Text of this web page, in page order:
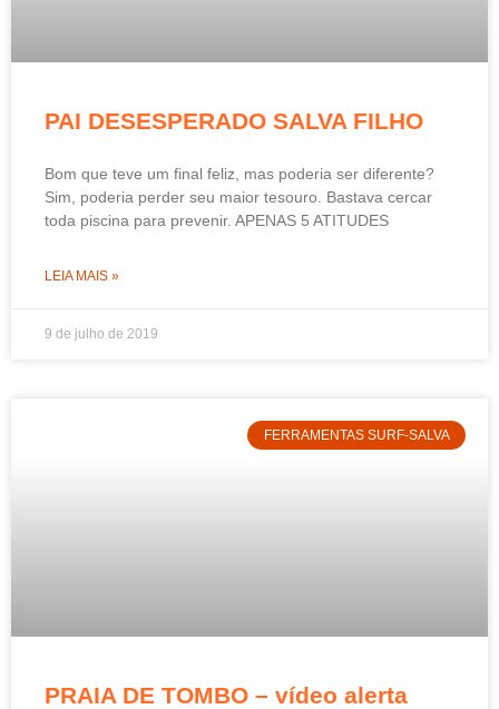
PAI DESESPERADO SALVA FILHO
Bom que teve um final feliz, mas poderia ser diferente?
Sim, poderia perder seu maior tesouro. Bastava cercar
toda piscina para prevenir. APENAS 5 ATITUDES
LEIA MAIS »
9 de julho de 2019
FERRAMENTAS SURF-SALVA
PRAIA DE TOMBO – vídeo alerta